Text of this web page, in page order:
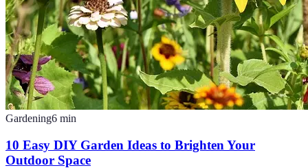
Gardening6 min
10 Easy DIY Garden Ideas to Brighten Your
Outdoor Space